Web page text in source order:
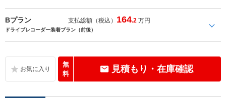
Bプラン 支払総額（税込） 164.2 万円
ドライブレコーダー装着プラン（前後）
無
料
見積もり・在庫確認